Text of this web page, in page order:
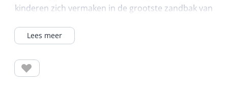
kinderen zich vermaken in de grootste zandbak van
vind je De Branding en wij ontmoeten jullie graag.
Lees meer